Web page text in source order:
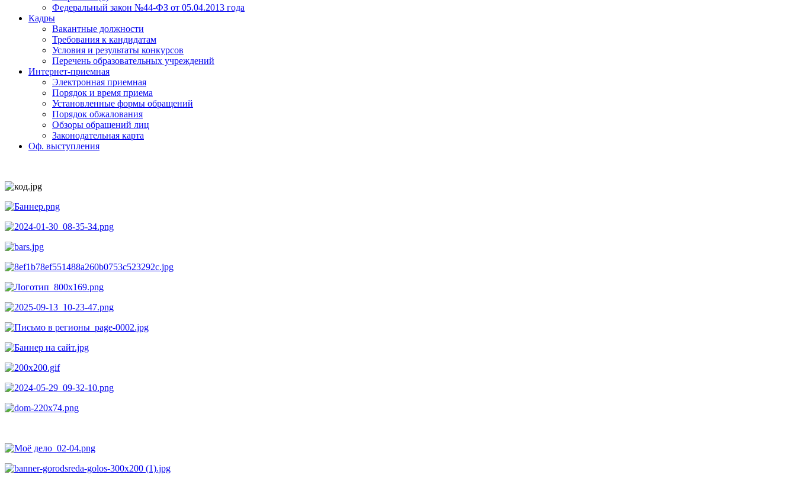
Федеральный закон №44-ФЗ от 05.04.2013 года
Кадры
Вакантные должности
Требования к кандидатам
Условия и результаты конкурсов
Перечень образовательных учреждений
Интернет-приемная
Электронная приемная
Порядок и время приема
Установленные формы обращений
Порядок обжалования
Обзоры обращений лиц
Законодательная карта
Оф. выступления